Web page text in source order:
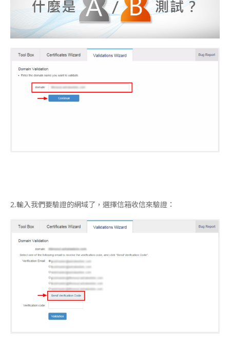
2.輸入我們要驗證的網域了，選擇信箱收信來驗證：